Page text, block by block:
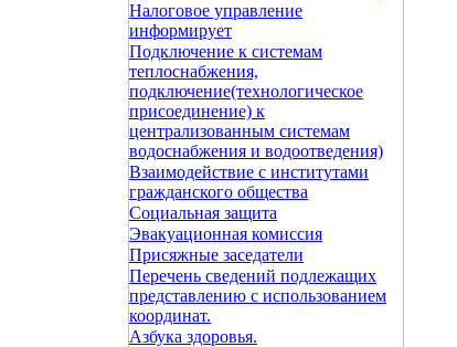
Налоговое управление
информирует
Подключение к системам
теплоснабжения,
подключение(технологическое
присоединение) к
централизованным системам
водоснабжения и водоотведения)
Взаимодействие с институтами
гражданского общества
Социальная защита
Эвакуационная комиссия
Присяжные заседатели
Перечень сведений подлежащих
представлению с использованием
координат.
Азбука здоровья.